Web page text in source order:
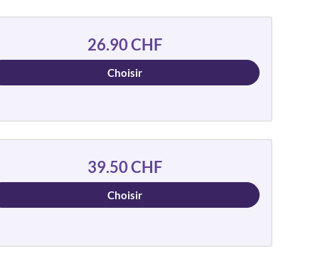
26.90 CHF
Choisir
39.50 CHF
Choisir